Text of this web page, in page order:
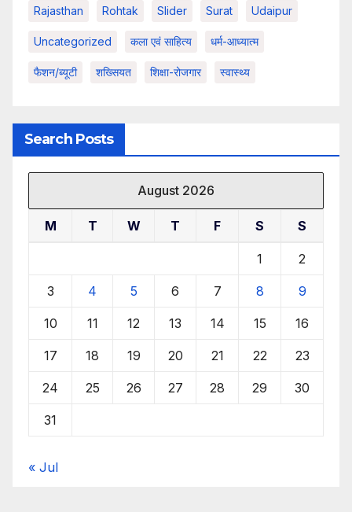
Rajasthan Rohtak Slider Surat Udaipur
Uncategorized कला एवं साहित्य धर्म-आध्यात्म
फैशन/ब्यूटी शख्सियत शिक्षा-रोजगार स्वास्थ्य
Search Posts
August 2026
M T W T F S S
1 2
3 4 5 6 7 8 9
10 11 12 13 14 15 16
17 18 19 20 21 22 23
24 25 26 27 28 29 30
31
« Jul